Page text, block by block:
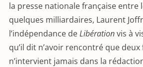
la presse nationale française entre
quelques milliardaires, Laurent
l’indépendance deLibérationvis à
qu’il dit n’avoir rencontré que
n’intervient jamais dans la